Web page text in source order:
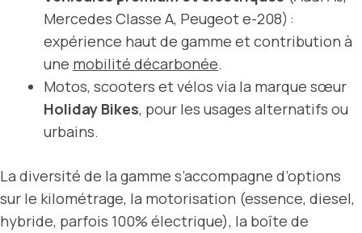
Mercedes Classe A, Peugeot e-208) :
expérience haut de gamme et contribution à
une mobilité décarbonée.
Motos, scooters et vélos via la marque sœur
Holiday Bikes, pour les usages alternatifs ou
urbains.
La diversité de la gamme s’accompagne d’options
sur le kilométrage, la motorisation (essence, diesel,
hybride, parfois 100% électrique), la boîte de